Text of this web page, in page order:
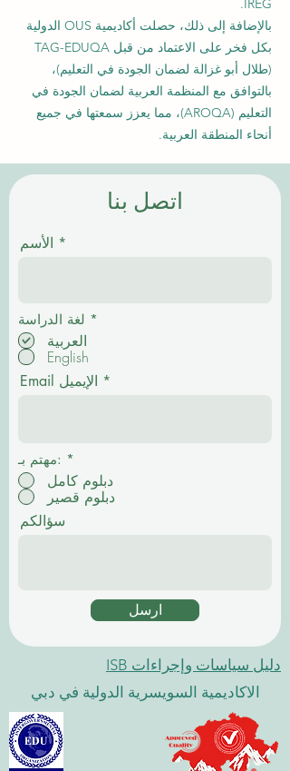
IREG.
بالإضافة إلى ذلك، حصلت أكاديمية OUS الدولية
بكل فخر على الاعتماد من قبل TAG-EDUQA
(طلال أبو غزالة لضمان الجودة في التعليم)،
بالتوافق مع المنظمة العربية لضمان الجودة في
التعليم (AROQA)، مما يعزز سمعتها في جميع
أنحاء المنطقة العربية.
اتصل بنا
الأسم
لغة الدراسة *
م
ي
العربية
English
Email الإيميل
مهتم بـ: *
دبلوم كامل
دبلوم قصير
سؤالكم
ارسل
دليل سياسات وإجراءات ISB
الاكاديمية السويسرية الدولية في دبي